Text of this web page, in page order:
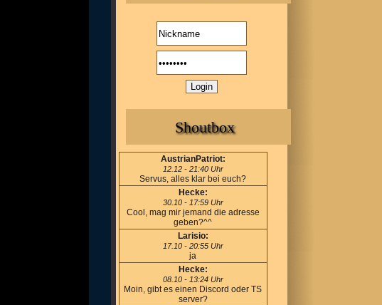
Shoutbox
AustrianPatriot:
12.12 - 21:40 Uhr
Servus, alles klar bei euch?
Hecke:
30.10 - 17:59 Uhr
Cool, mag mir jemand die adresse
geben?^^
Larisio:
17.10 - 20:55 Uhr
ja
Hecke:
08.10 - 13:24 Uhr
Moin, gibt es einen Discord oder TS
server?